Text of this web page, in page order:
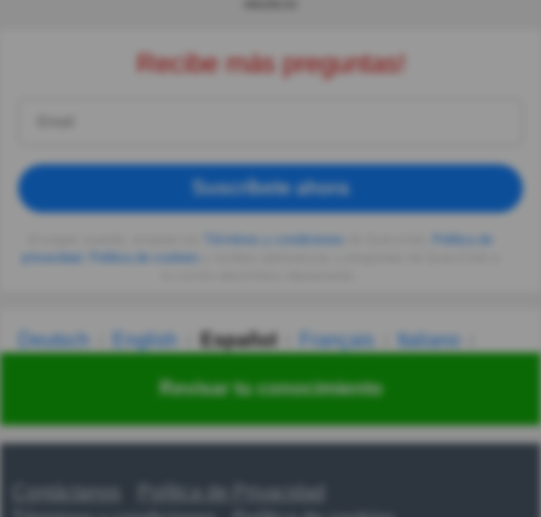
Revisar tu conocimiento
Recibe más preguntas!
Suscríbete ahora
privacidad
Deutsch English Español Français
Italiano
Українська हिन्दी 한국어 汉语
Contáctanos
Política de Privacidad